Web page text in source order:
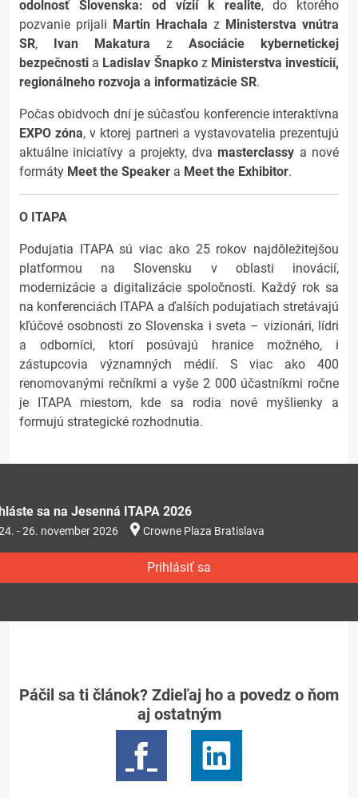
odolnosť Slovenska: od vízií k realite, do ktorého
pozvanie prijali Martin Hrachala z Ministerstva vnútra
SR, Ivan Makatura z Asociácie kybernetickej
bezpečnosti a Ladislav Šnapkoz Ministerstva investícií,
regionálneho rozvoja a informatizácie SR.
Počas obidvoch dní je súčasťou konferencie interaktívna
EXPO zóna, v ktorej partneri a vystavovatelia prezentujú
aktuálne iniciatívy a projekty, dvamasterclassy a nové
formáty Meet the Speakera Meet the Exhibitor.
O ITAPA
Podujatia ITAPA sú viac ako 25 rokov najdôležitejšou
platformou na Slovensku v oblasti inovácií,
modernizácie a digitalizácie spoločnosti. Každý rok sa
na konferenciách ITAPA a ďalších podujatiach stretávajú
kľúčové osobnosti zo Slovenska i sveta – vizionári, lídri
a odborníci, ktorí posúvajú hranice možného, i
zástupcovia významných médií. S viac ako 400
renomovanými rečníkmi a vyše 2 000 účastníkmi ročne
je ITAPA miestom, kde sa rodia nové myšlienky a
formujú strategické rozhodnutia.
sa na Jesenná ITAPA 2026
- 26. november 2026 Crowne Plaza Bratislava
Prihlásiť sa
Páčil sa ti článok? Zdieľaj ho a povedz o ňom
aj ostatným